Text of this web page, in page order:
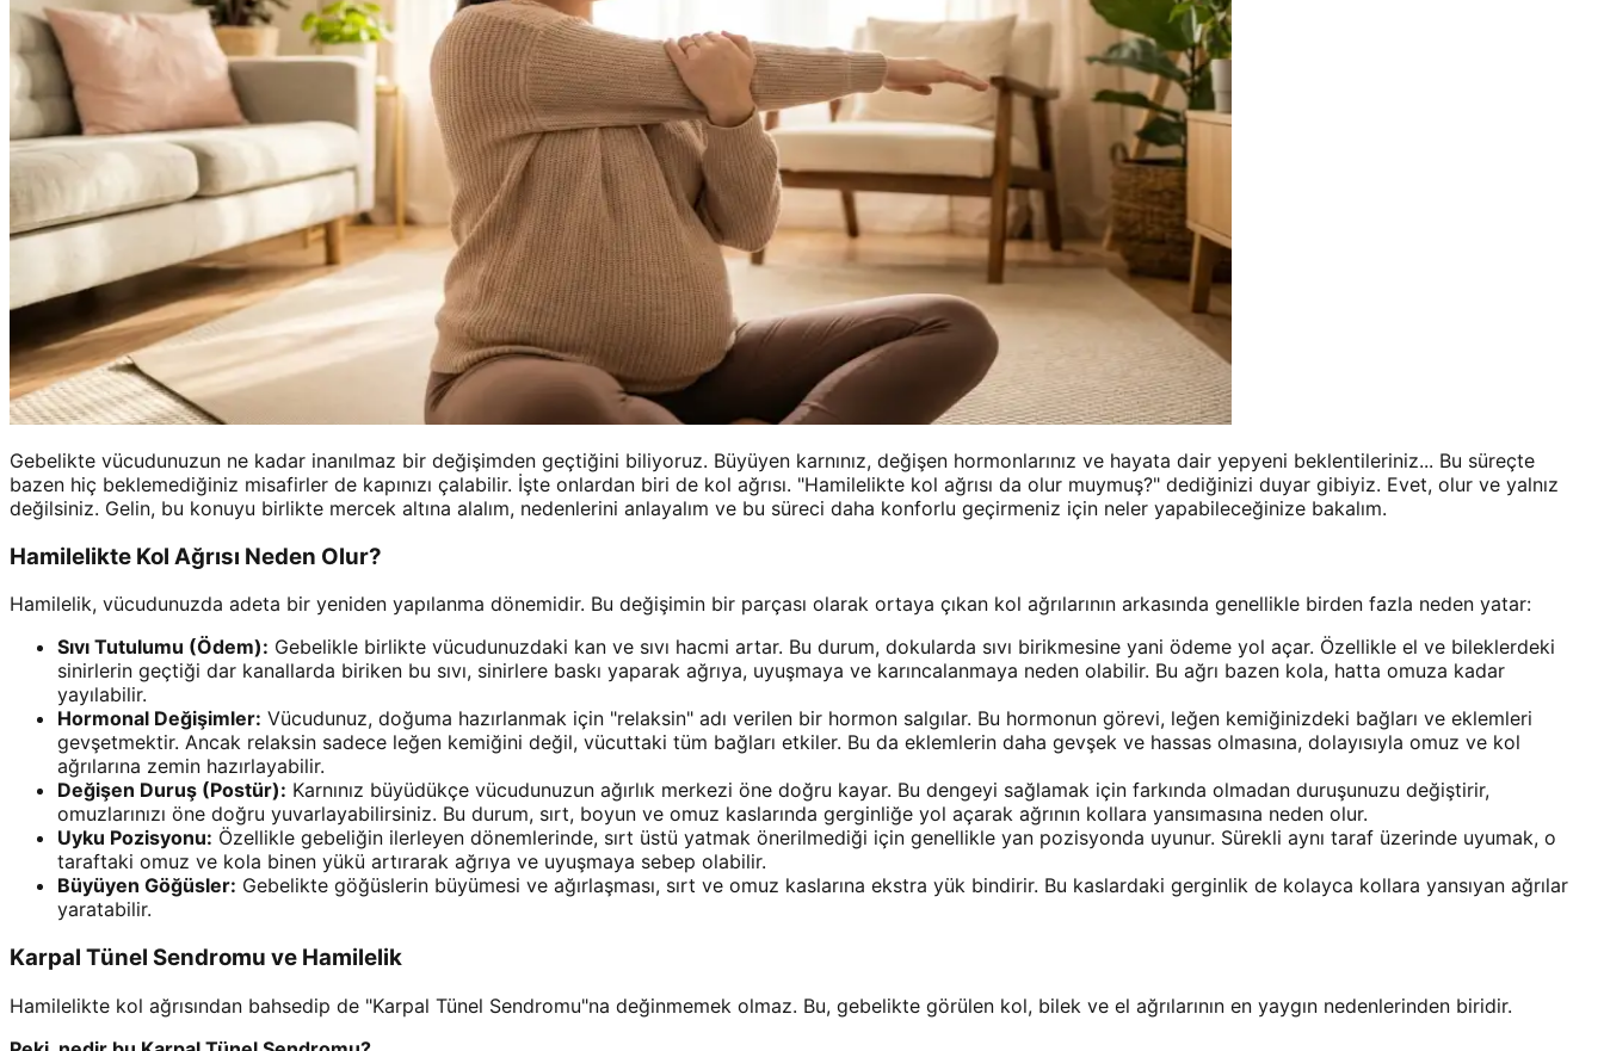
Gebelikte vücudunuzun ne kadar inanılmaz bir değişimden geçtiğini biliyoruz. Büyüyen karnınız, değişen hormonlarınız ve hayata dair yepyeni beklentileriniz... Bu süreçte
bazen hiç beklemediğiniz misafirler de kapınızı çalabilir. İşte onlardan biri de kol ağrısı. "Hamilelikte kol ağrısı da olur muymuş?" dediğinizi duyar gibiyiz. Evet, olur ve yalnız
değilsiniz. Gelin, bu konuyu birlikte mercek altına alalım, nedenlerini anlayalım ve bu süreci daha konforlu geçirmeniz için neler yapabileceğinize bakalım.
Hamilelikte Kol Ağrısı Neden Olur?
Hamilelik, vücudunuzda adeta bir yeniden yapılanma dönemidir. Bu değişimin bir parçası olarak ortaya çıkan kol ağrılarının arkasında genellikle birden fazla neden yatar:
Sıvı Tutulumu (Ödem): Gebelikle birlikte vücudunuzdaki kan ve sıvı hacmi artar. Bu durum, dokularda sıvı birikmesine yani ödeme yol açar. Özellikle el ve bileklerdeki
sinirlerin geçtiği dar kanallarda biriken bu sıvı, sinirlere baskı yaparak ağrıya, uyuşmaya ve karıncalanmaya neden olabilir. Bu ağrı bazen kola, hatta omuza kadar
yayılabilir.
Hormonal Değişimler: Vücudunuz, doğuma hazırlanmak için "relaksin" adı verilen bir hormon salgılar. Bu hormonun görevi, leğen kemiğinizdeki bağları ve eklemleri
gevşetmektir. Ancak relaksin sadece leğen kemiğini değil, vücuttaki tüm bağları etkiler. Bu da eklemlerin daha gevşek ve hassas olmasına, dolayısıyla omuz ve kol
ağrılarına zemin hazırlayabilir.
Değişen Duruş (Postür): Karnınız büyüdükçe vücudunuzun ağırlık merkezi öne doğru kayar. Bu dengeyi sağlamak için farkında olmadan duruşunuzu değiştirir,
omuzlarınızı öne doğru yuvarlayabilirsiniz. Bu durum, sırt, boyun ve omuz kaslarında gerginliğe yol açarak ağrının kollara yansımasına neden olur.
Uyku Pozisyonu: Özellikle gebeliğin ilerleyen dönemlerinde, sırt üstü yatmak önerilmediği için genellikle yan pozisyonda uyunur. Sürekli aynı taraf üzerinde uyumak, o
taraftaki omuz ve kola binen yükü artırarak ağrıya ve uyuşmaya sebep olabilir.
Büyüyen Göğüsler: Gebelikte göğüslerin büyümesi ve ağırlaşması, sırt ve omuz kaslarına ekstra yük bindirir. Bu kaslardaki gerginlik de kolayca kollara yansıyan ağrılar
yaratabilir.
Karpal Tünel Sendromu ve Hamilelik
Hamilelikte kol ağrısından bahsedip de "Karpal Tünel Sendromu"na değinmemek olmaz. Bu, gebelikte görülen kol, bilek ve el ağrılarının en yaygın nedenlerinden biridir.